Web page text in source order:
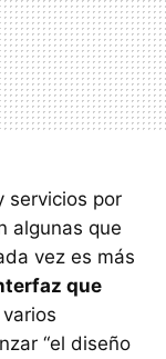
servicios por
algunas que
vez es más
que
“el diseño